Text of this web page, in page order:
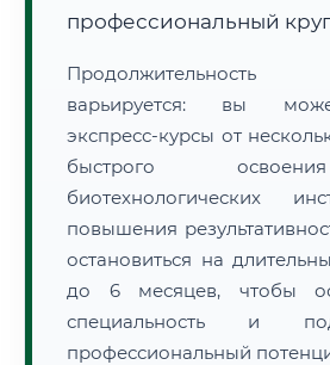
профессиональный
варьируется: вы
экспресс-курсы от
быстрого
биотехнологических
повышения
остановиться на
до 6 месяцев, чтобы
специальность и
профессиональный